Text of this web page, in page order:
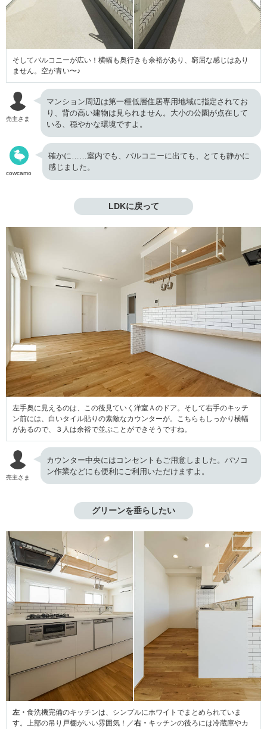
そしてバルコニーが広い！横幅も奥行きも余裕があり、窮屈な感じはあり
ません。空が青い〜♪
売主さま
マンション周辺は第一種低層住居専用地域に指定されてお
り、背の高い建物は見られません。大小の公園が点在して
いる、穏やかな環境ですよ。
cowcamo
確かに……室内でも、バルコニーに出ても、とても静かに
感じました。
LDKに戻って
左手奥に見えるのは、この後見ていく洋室Ａのドア。そして右手のキッチ
ン前には、白いタイル貼りの素敵なカウンターが。こちらもしっかり横幅
があるので、３人は余裕で並ぶことができそうですね。
売主さま
カウンター中央にはコンセントもご用意しました。パソコ
ン作業などにも便利にご利用いただけますよ。
グリーンを垂らしたい
左・ 食洗機完備のキッチンは、シンプルにホワイトでまとめられていま
す。上部の吊り戸棚がいい雰囲気！／右・ キッチンの後ろには冷蔵庫やカ